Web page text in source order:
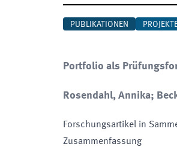
PUBLIKATIONEN
Portfolio als
Rosendahl, Annika;
Forschungsartikel in
Zusammenfassung